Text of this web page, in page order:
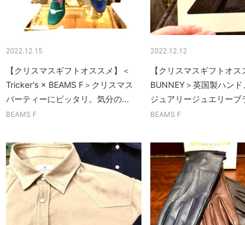
2022.12.15
【クリスマスギフトオススメ】＜
Tricker's × BEAMS F＞クリスマス
パーティーにピッタリ。気分の...
BEAMS F
2022.12.12
【クリスマスギフトオス
BUNNEY＞英国製ハン
ジュアリージュエリーブ
BEAMS F